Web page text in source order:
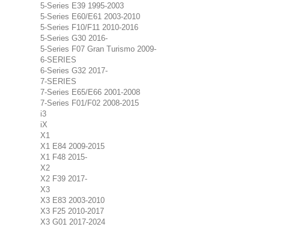
5-Series E39 1995-2003
5-Series E60/E61 2003-2010
5-Series F10/F11 2010-2016
5-Series G30 2016-
5-Series F07 Gran Turismo 2009-
6-SERIES
6-Series G32 2017-
7-SERIES
7-Series E65/E66 2001-2008
7-Series F01/F02 2008-2015
i3
iX
X1
X1 E84 2009-2015
X1 F48 2015-
X2
X2 F39 2017-
X3
X3 E83 2003-2010
X3 F25 2010-2017
X3 G01 2017-2024